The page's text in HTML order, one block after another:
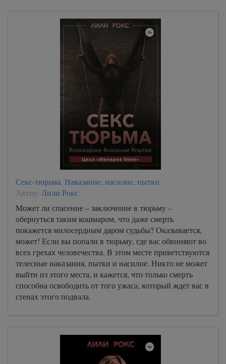
Секс-тюрьма. Наказание, насилие, пытки
Автор: Лили Рокс
Может ли спасение – заключение в тюрьму –
обернуться таким кошмаром, что даже смерть
покажется милосердным даром судьбы? Оказывается,
может! Если вы попали в тюрьму, где вас обвиняют во
всех грехах человечества. В этом месте приветствуются
телесные наказания, пытки и насилие. Никто не может
выйти из этого места, и кажется, что только смерть
способна освободить от того ужаса, который ждет вас в
стенах этого подвала.